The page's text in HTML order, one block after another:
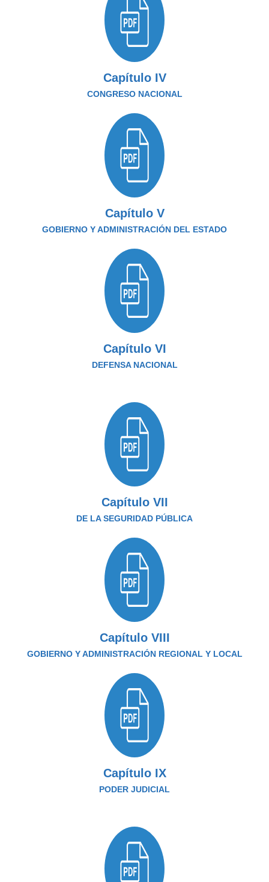
Capítulo IV
CONGRESO NACIONAL
Capítulo V
GOBIERNO Y ADMINISTRACIÓN DEL ESTADO
Capítulo VI
DEFENSA NACIONAL
Capítulo VII
DE LA SEGURIDAD PÚBLICA
Capítulo VIII
GOBIERNO Y ADMINISTRACIÓN REGIONAL Y LOCAL
Capítulo IX
PODER JUDICIAL